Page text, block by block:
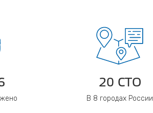
20 СТО
В 8 городах России